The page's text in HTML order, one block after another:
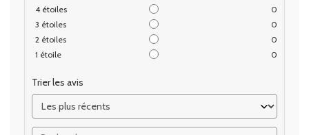
4 étoiles
0
3 étoiles
0
2 étoiles
0
1 étoile 0
Trier les avis